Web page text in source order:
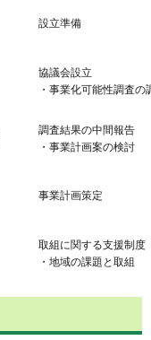
設立準備
協議会設立
・事業化可能性調査の
調査結果の中間報告
・事業計画案の検討
事業計画策定
取組に関する支援制度
・地域の課題と取組